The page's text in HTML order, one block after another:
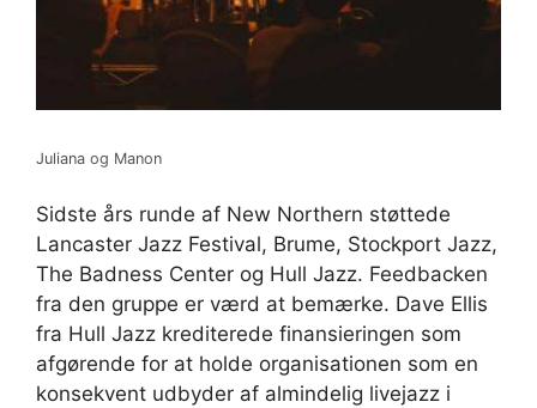
Juliana og Manon
Sidste års runde af New Northern støttede
Lancaster Jazz Festival, Brume, Stockport Jazz,
The Badness Center og Hull Jazz. Feedbacken
fra den gruppe er værd at bemærke. Dave Ellis
fra Hull Jazz krediterede finansieringen som
afgørende for at holde organisationen som en
konsekvent udbyder af almindelig livejazz i